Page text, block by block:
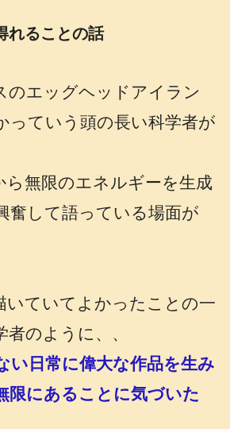
れることの話
のエッグヘッドアイラン
っていう頭の長い科学者が
ら無限のエネルギーを生成
奮して語っている場面が
いていてよかったことの一
のように、、
い日常に偉大な作品を生み
限にあることに気づいた